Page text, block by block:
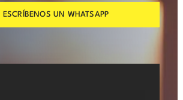
ESCRÍBENOS UN WHATSAPP